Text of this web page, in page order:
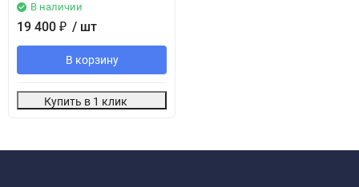
В наличии
19 400 ₽ / шт
В корзину
Купить в 1 клик